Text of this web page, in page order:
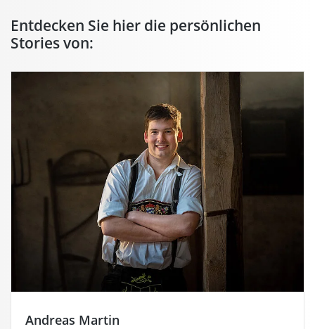
Entdecken Sie hier die persönlichen
Stories von:
Andreas Martin